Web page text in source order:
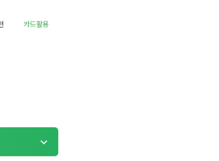
카드활용